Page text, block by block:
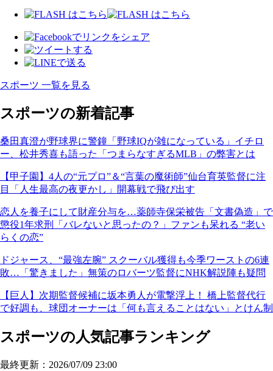
スポーツ 一覧を見る
スポーツの新着記事
桑田真澄が野球界に警鐘「野球IQが雑になっている」イチロ
ー、松井秀喜も語った「つまらなすぎるMLB」の弊害とは
【甲子園】4人の“元プロ”＆“言葉の魔術師”仙台育英監督に注
目「人生最高の夜更かし」開幕戦で飛び出す
恋人を養子にして財産分与を…薬師寺保栄被告「文書偽造」で
懲役1年求刑「バレないと思ったの？」ファンも呆れる “老い
らくの恋”
ドジャース、“最強左腕” スクーバル獲得も今季ワーストの6連
敗…「驚きました」無策のロバーツ監督にNHK解説陣も疑問
【巨人】次期監督候補に坂本勇人が電撃浮上！ 橋上監督代行
で好調も、球団オーナーは「何も言えることはない」とけん制
スポーツの人気記事ランキング
最終更新：2026/07/09 23:00